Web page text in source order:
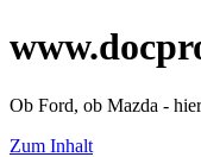
Ob Ford, ob Mazda -
Zum Inhalt